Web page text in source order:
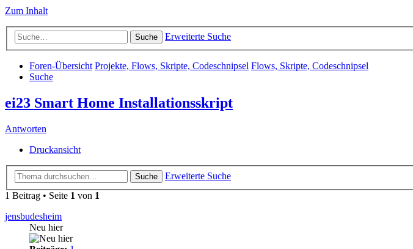
Zum Inhalt
Suche Erweiterte Suche
Foren-Übersicht Projekte, Flows, Skripte, Codeschnipsel Flows, Skripte, Codeschnipsel
Suche
ei23 Smart Home Installationsskript
Antworten
Druckansicht
Suche
Erweiterte Suche
1 Beitrag • Seite 1 von 1
jensbudesheim
Neu hier